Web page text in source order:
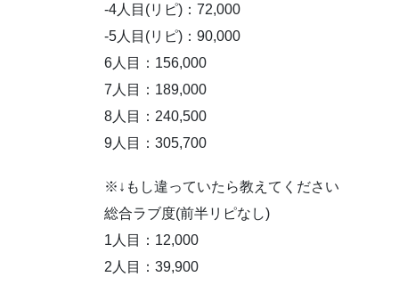
-4人目(リピ)：72,000
-5人目(リピ)：90,000
6人目：156,000
7人目：189,000
8人目：240,500
9人目：305,700
※↓もし違っていたら教えてください
総合ラブ度(前半リピなし)
1人目：12,000
2人目：39,900